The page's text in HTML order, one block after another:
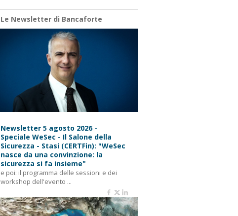
Le Newsletter di Bancaforte
Newsletter 5 agosto 2026 -
Speciale WeSec - Il Salone della
Sicurezza - Stasi (CERTFin): "WeSec
nasce da una convinzione: la
sicurezza si fa insieme"
e poi: il programma delle sessioni e dei
workshop dell'evento ...